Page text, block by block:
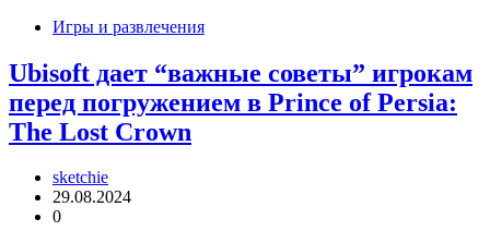
Игры и развлечения
Ubisoft дает “важные советы” игрокам
перед погружением в Prince of Persia:
The Lost Crown
sketchie
29.08.2024
0